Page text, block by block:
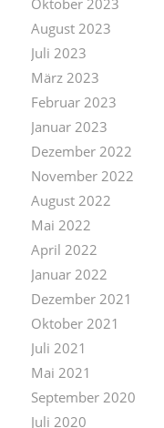
August 2023
Juli 2023
März 2023
Februar 2023
Januar 2023
Dezember 2022
November 2022
August 2022
Mai 2022
April 2022
Januar 2022
Dezember 2021
Oktober 2021
Juli 2021
Mai 2021
September 2020
Juli 2020